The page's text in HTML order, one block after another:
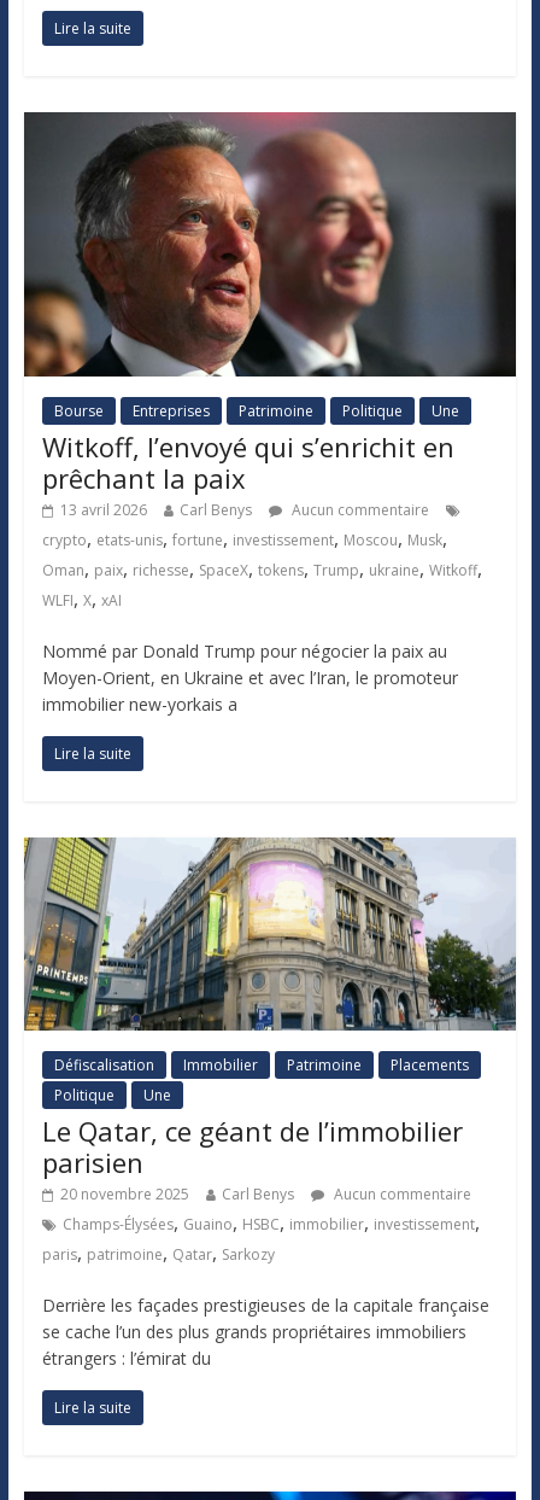
Lire la suite
Bourse Entreprises Patrimoine Politique Une
Witkoff, l’envoyé qui s’enrichit en
prêchant la paix
13 avril 2026 Carl Benys
Aucun commentaire
crypto, etats-unis, fortune, investissement, Moscou, Musk,
Oman, paix, richesse, SpaceX, tokens, Trump, ukraine, Witkoff,
WLFI, X, xAI
Nommé par Donald Trump pour négocier la paix au
Moyen-Orient, en Ukraine et avec l’Iran, le promoteur
immobilier new-yorkais a
Lire la suite
Défiscalisation Immobilier Patrimoine
Placements
Politique
Une
Le Qatar, ce géant de l’immobilier
parisien
20 novembre 2025 Carl Benys
Aucun commentaire
Champs-Élysées, Guaino, HSBC, immobilier, investissement,
paris, patrimoine, Qatar, Sarkozy
Derrière les façades prestigieuses de la capitale française
se cache l’un des plus grands propriétaires immobiliers
étrangers : l’émirat du
Lire la suite